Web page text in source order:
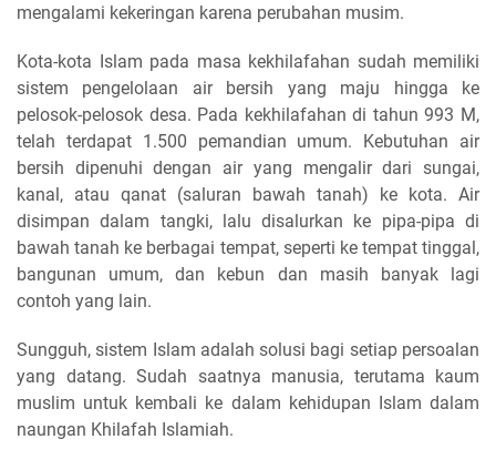
mengalami kekeringan karena perubahan musim.
Kota-kota Islam pada masa kekhilafahan sudah memiliki
sistem pengelolaan air bersih yang maju hingga ke
pelosok-pelosok desa. Pada kekhilafahan di tahun 993 M,
telah terdapat 1.500 pemandian umum. Kebutuhan air
bersih dipenuhi dengan air yang mengalir dari sungai,
kanal, atau qanat (saluran bawah tanah) ke kota. Air
disimpan dalam tangki, lalu disalurkan ke pipa-pipa di
bawah tanah ke berbagai tempat, seperti ke tempat tinggal,
bangunan umum, dan kebun dan masih banyak lagi
contoh yang lain.
Sungguh, sistem Islam adalah solusi bagi setiap persoalan
yang datang. Sudah saatnya manusia, terutama kaum
muslim untuk kembali ke dalam kehidupan Islam dalam
naungan Khilafah Islamiah.